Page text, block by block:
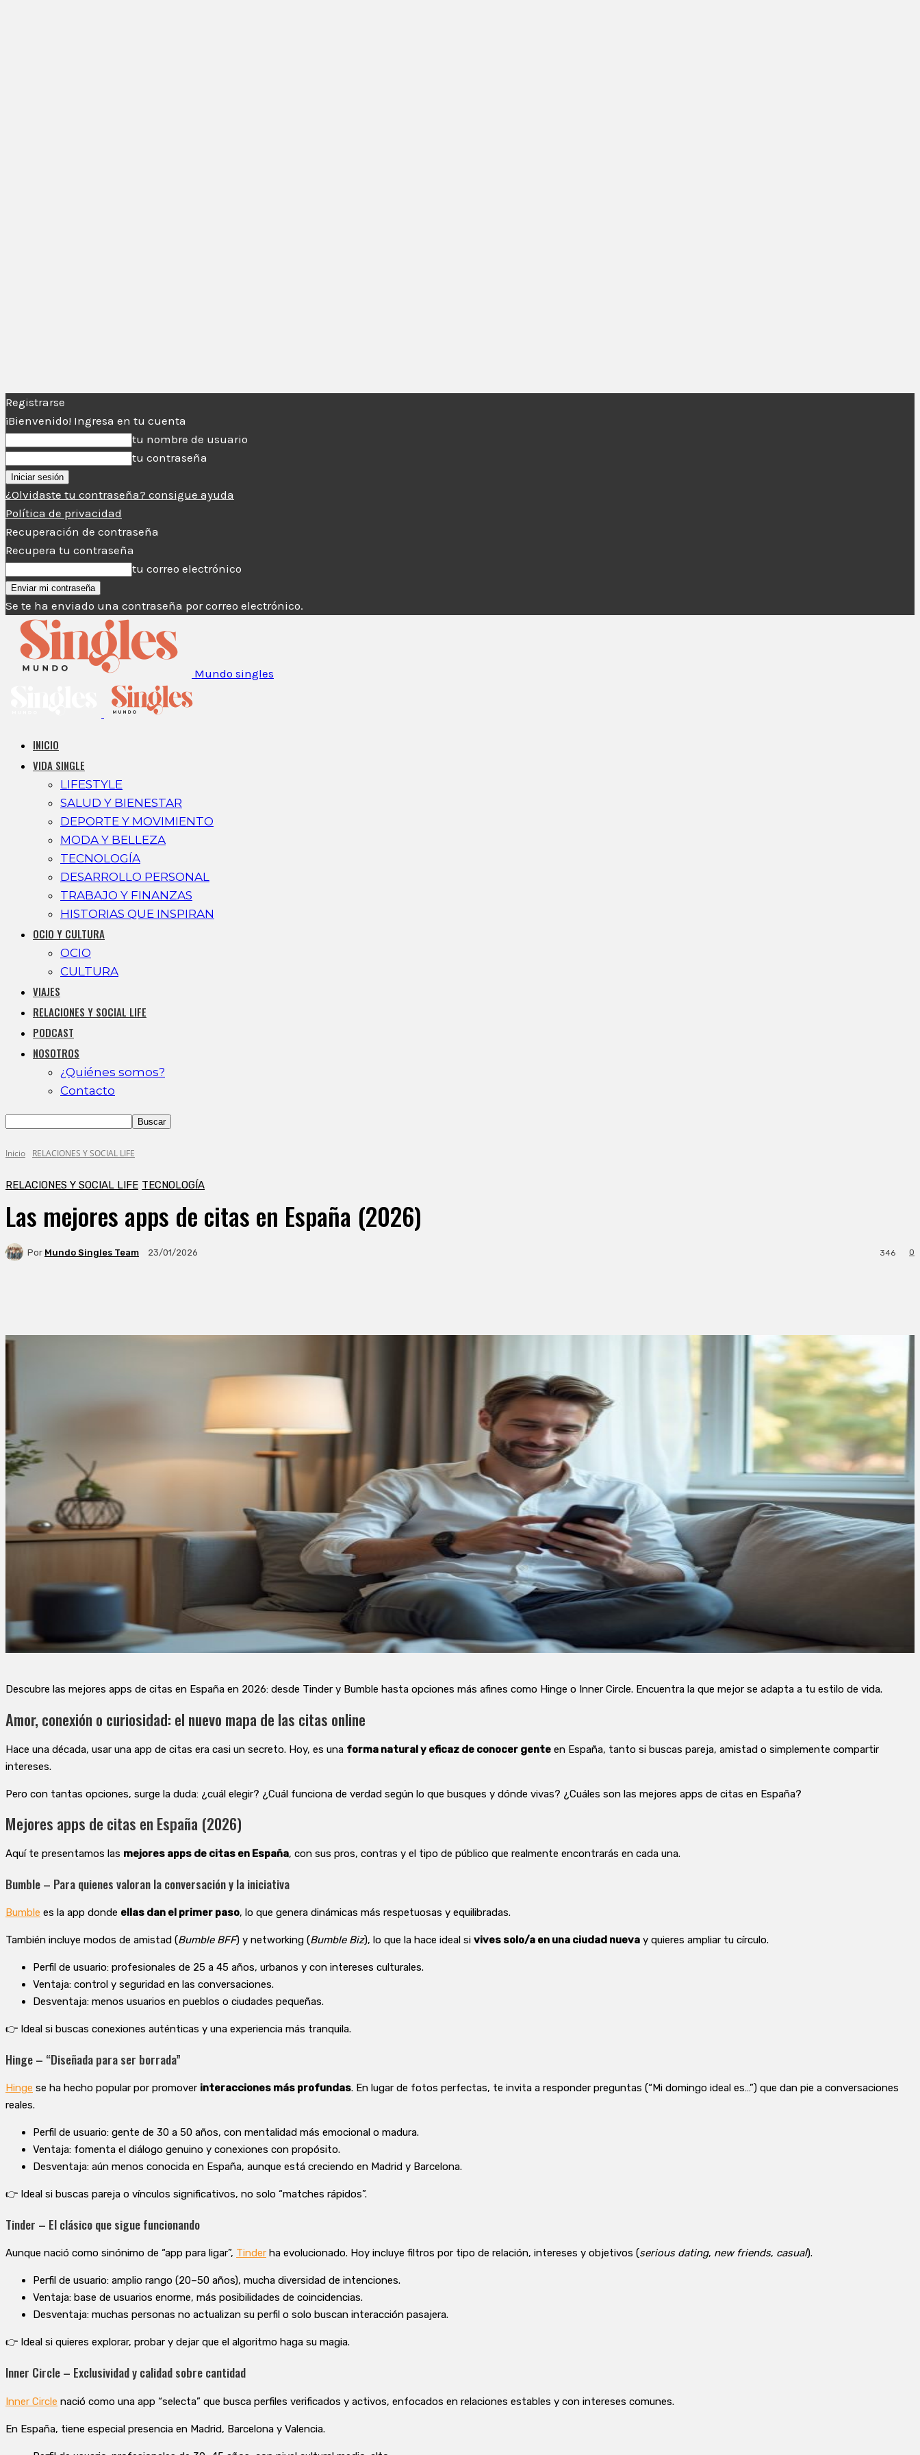
Registrarse
¡Bienvenido! Ingresa en tu cuenta
tu nombre de usuario
tu contraseña
¿Olvidaste tu contraseña? consigue ayuda
Política de privacidad
Recuperación de contraseña
Recupera tu contraseña
tu correo electrónico
Se te ha enviado una contraseña por correo electrónico.
Mundo singles
INICIO
VIDA SINGLE
LIFESTYLE
SALUD Y BIENESTAR
DEPORTE Y MOVIMIENTO
MODA Y BELLEZA
TECNOLOGÍA
DESARROLLO PERSONAL
TRABAJO Y FINANZAS
HISTORIAS QUE INSPIRAN
OCIO Y CULTURA
OCIO
CULTURA
VIAJES
RELACIONES Y SOCIAL LIFE
PODCAST
NOSOTROS
¿Quiénes somos?
Contacto
Inicio RELACIONES Y SOCIAL LIFE
RELACIONES Y SOCIAL LIFE TECNOLOGÍA
Las mejores apps de citas en España (2026)
Por Mundo Singles Team 23/01/2026 0
346
Descubre las mejores apps de citas en España en 2026: desde Tinder y Bumble hasta opciones más afines como Hinge o Inner Circle. Encuentra la que mejor se adapta a tu estilo de vida.
Amor, conexión o curiosidad: el nuevo mapa de las citas online
Hace una década, usar una app de citas era casi un secreto. Hoy, es una forma natural y eficaz de conocer gente en España, tanto si buscas pareja, amistad o simplemente compartir
intereses.
Pero con tantas opciones, surge la duda: ¿cuál elegir? ¿Cuál funciona de verdad según lo que busques y dónde vivas? ¿Cuáles son las mejores apps de citas en España?
Mejores apps de citas en España (2026)
Aquí te presentamos las mejores apps de citas en España, con sus pros, contras y el tipo de público que realmente encontrarás en cada una.
Bumble – Para quienes valoran la conversación y la iniciativa
Bumble es la app donde ellas dan el primer paso, lo que genera dinámicas más respetuosas y equilibradas.
También incluye modos de amistad (Bumble BFF) y networking (Bumble Biz), lo que la hace ideal si vives solo/a en una ciudad nueva y quieres ampliar tu círculo.
Perfil de usuario: profesionales de 25 a 45 años, urbanos y con intereses culturales.
Ventaja: control y seguridad en las conversaciones.
Desventaja: menos usuarios en pueblos o ciudades pequeñas.
👉 Ideal si buscas conexiones auténticas y una experiencia más tranquila.
Hinge – “Diseñada para ser borrada”
Hinge se ha hecho popular por promover interacciones más profundas. En lugar de fotos perfectas, te invita a responder preguntas (“Mi domingo ideal es…”) que dan pie a conversaciones
reales.
Perfil de usuario: gente de 30 a 50 años, con mentalidad más emocional o madura.
Ventaja: fomenta el diálogo genuino y conexiones con propósito.
Desventaja: aún menos conocida en España, aunque está creciendo en Madrid y Barcelona.
👉 Ideal si buscas pareja o vínculos significativos, no solo “matches rápidos”.
Tinder – El clásico que sigue funcionando
Aunque nació como sinónimo de “app para ligar”, Tinder ha evolucionado. Hoy incluye filtros por tipo de relación, intereses y objetivos (serious dating, new friends, casual).
Perfil de usuario: amplio rango (20–50 años), mucha diversidad de intenciones.
Ventaja: base de usuarios enorme, más posibilidades de coincidencias.
Desventaja: muchas personas no actualizan su perfil o solo buscan interacción pasajera.
👉 Ideal si quieres explorar, probar y dejar que el algoritmo haga su magia.
Inner Circle – Exclusividad y calidad sobre cantidad
Inner Circle nació como una app “selecta” que busca perfiles verificados y activos, enfocados en relaciones estables y con intereses comunes.
En España, tiene especial presencia en Madrid, Barcelona y Valencia.